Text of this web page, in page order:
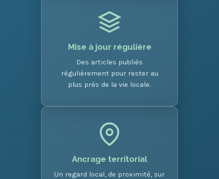
Mise à jour régulière
Des articles publiés
régulièrement pour rester au
plus près de la vie locale.
Ancrage territorial
Un regard local, de proximité, sur